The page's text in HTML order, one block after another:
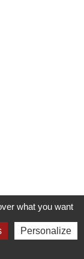
what you want
Personalize